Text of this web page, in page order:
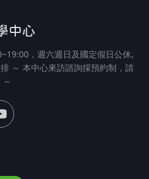
中心
，週六週日及國定假日公休,
～ 本中心來訪諮詢採預約制，請